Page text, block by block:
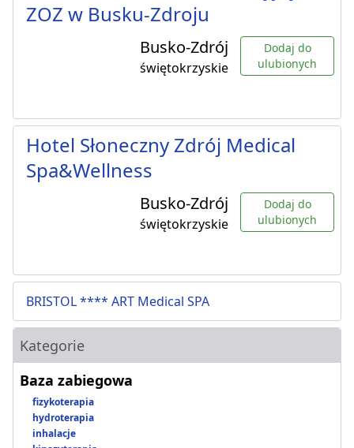
ZOZ w Busku-Zdroju
Busko-Zdrój
świętokrzyskie
Dodaj do
ulubionych
Hotel Słoneczny Zdrój Medical
Spa&Wellness
Busko-Zdrój
świętokrzyskie
Dodaj do
ulubionych
BRISTOL **** ART Medical SPA
Kategorie
Baza zabiegowa
fizykoterapia
hydroterapia
inhalacje